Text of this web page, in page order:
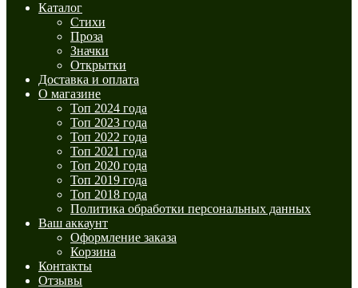
Каталог
Стихи
Проза
Значки
Открытки
Доставка и оплата
О магазине
Топ 2024 года
Топ 2023 года
Топ 2022 года
Топ 2021 года
Топ 2020 года
Топ 2019 года
Топ 2018 года
Политика обработки персональных данных
Ваш аккаунт
Оформление заказа
Корзина
Контакты
Отзывы